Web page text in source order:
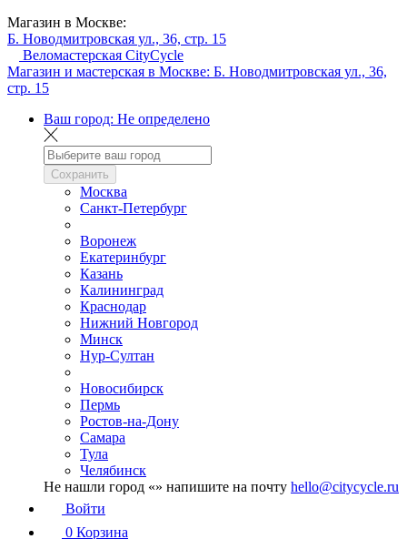
Магазин в Москве:
Б. Новодмитровская ул., 36, стр. 15
Веломастерская CityCycle
Магазин и мастерская в Москве: Б. Новодмитровская ул., 36,
стр. 15
Ваш город: Не определено
Сохранить
Москва
Санкт-Петербург
Воронеж
Екатеринбург
Казань
Калининград
Краснодар
Нижний Новгород
Минск
Нур-Султан
Новосибирск
Пермь
Ростов-на-Дону
Самара
Тула
Челябинск
Не нашли город «» напишите на почту hello@citycycle.ru
Войти
0 Корзина